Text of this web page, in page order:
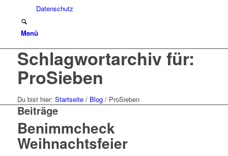
Datenschutz
Menü
Schlagwortarchiv für:
ProSieben
Du bist hier: Startseite / Blog / ProSieben
Beiträge
Benimmcheck
Weihnachtsfeier